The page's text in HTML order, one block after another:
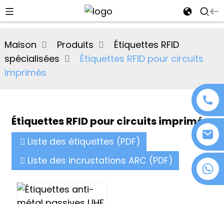
+86 18076372139
Maison Produits
Étiquettes RFID
spécialisées
Étiquettes RFID pour circuits
imprimés
Étiquettes RFID pour circuits imprimés
Liste des étiquettes (PDF)
Liste des incrustations ARC (PDF)